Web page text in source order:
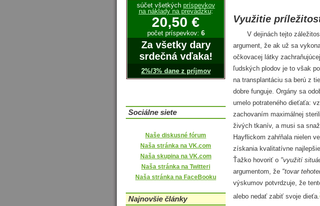
Využitie
V dejinách tejto záležitosti
argument, že ak už sa
očkovacej látky
ľudských plodov je to však
na transplantáciu sa berú z
dobre funguje. Orgány sa
umelo potrateného dieťaťa:
zachovaním maximálnej
živých tkanív, a musi sa
Hayflickom zahŕňala nielen
získania kvalitatívne
Ťažko hovoriť o "využití
argumentom, že "tovar
výskumov potvrdzuje, že
alebo nedať zabiť svoje dieťa.
súčet všetkých príspevkov
na náklady na prevádzku:
20,50 €
počet príspevkov: 6
Za všetky dary
srdečná vďaka!
2%/3% dane z príjmov
Sociálne siete
Naše diskusné fórum
Naša stránka na VK.com
Naša skupina na VK.com
Naša stránka na Twitteri
Naša stránka na FaceBooku
Najnovšie články